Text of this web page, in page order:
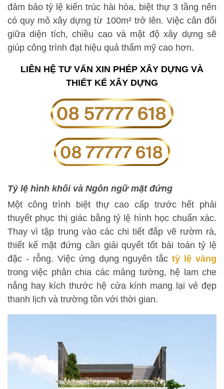
đảm bảo tỷ lệ kiến trúc hài hòa, biệt thự 3 tầng nên
có quy mô xây dựng từ 100m² trở lên. Việc cân đối
giữa diện tích, chiều cao và mật độ xây dựng sẽ
giúp công trình đạt hiệu quả thẩm mỹ cao hơn.
LIÊN HỆ TƯ VẤN XIN PHÉP XÂY DỰNG VÀ
THIẾT KẾ XÂY DỰNG
Tỷ lệ hình khối và Ngôn ngữ mặt đứng
Một công trình biệt thự cao cấp trước hết phải
thuyết phục thị giác bằng tỷ lệ hình học chuẩn xác.
Thay vì tập trung vào các chi tiết đắp vẽ rườm rà,
thiết kế mặt đứng cần giải quyết tốt bài toán tỷ lệ
đặc - rỗng. Việc ứng dụng nguyên tắctỷ lệ vàng
trong việc phân chia các mảng tường, hệ lam che
nắng hay kích thước hệ cửa kính mang lại vẻ đẹp
thanh lịch và trường tồn với thời gian.